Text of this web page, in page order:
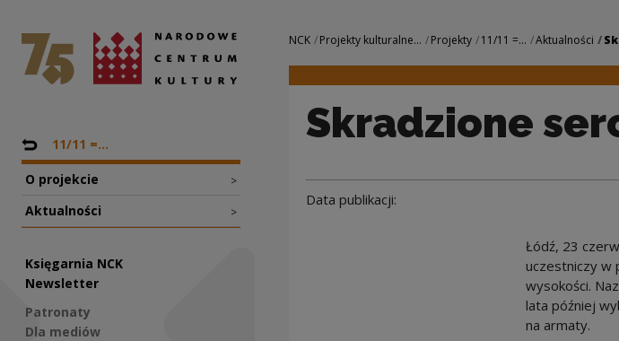
Skradzione serce miasta |
Narodowe Centrum Kultury
Nawigacja
Powrót do: Projekty
11/11 =...
O projekcie >
Aktualności >
Księgarnia NCK
Newsletter
Patronaty
Dla mediów
Nawigacja
NCK Projekty kulturalne... Projekty 11/11 =... Aktualności
Skradzione
Data publikacji:
Łódź, 23
uczestniczy w
wysokości.
lata później
na armaty.